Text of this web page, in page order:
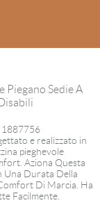
Piegano Sedie A
1887756
e realizzato in
pieghevole
Aziona Questa
Una Durata Della
Di Marcia. Ha
Facilmente.